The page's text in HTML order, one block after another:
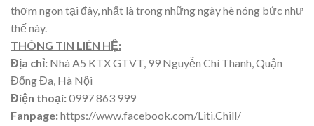
thơm ngon tại đây, nhất là trong những ngày hè nóng bức như
thế này.
THÔNG TIN LIÊN HỆ:
Địa chỉ: Nhà A5 KTX GTVT, 99 Nguyễn Chí Thanh, Quận
Đống Đa, Hà Nội
Điện thoại:0997 863 999
Fanpage:https://www.facebook.com/Liti.Chill/